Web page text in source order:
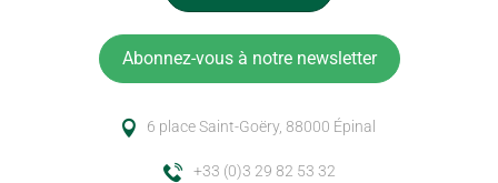
Abonnez-vous à notre newsletter
6 place Saint-Goëry, 88000 Épinal
+33 (0)3 29 82 53 32